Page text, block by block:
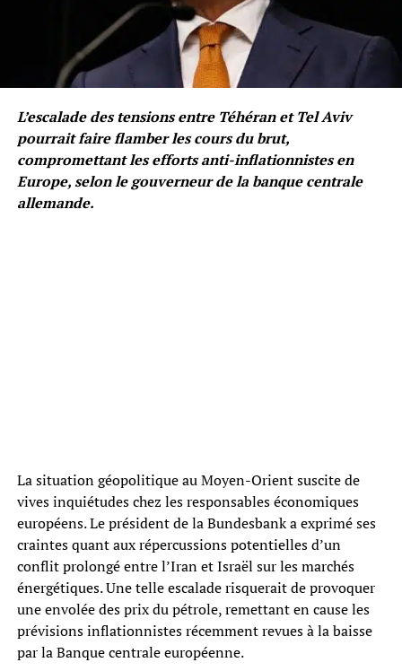
L’escalade des tensions entre Téhéran et Tel Aviv
pourrait faire flamber les cours du brut,
compromettant les efforts anti-inflationnistes en
Europe, selon le gouverneur de la banque centrale
allemande.
La situation géopolitique au Moyen-Orient suscite de
vives inquiétudes chez les responsables économiques
européens. Le président de la Bundesbank a exprimé ses
craintes quant aux répercussions potentielles d’un
conflit prolongé entre l’Iran et Israël sur les marchés
énergétiques. Une telle escalade risquerait de provoquer
une envolée des prix du pétrole, remettant en cause les
prévisions inflationnistes récemment revues à la baisse
par la Banque centrale européenne.